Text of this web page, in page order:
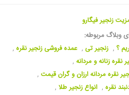
زنجیر فیگارو
وبلاگ مربوطه:
؟ , زنجیر تی , عمده فروشی زنجیر نقره ,
نقره زنانه و مردانه ,
,
نقره , انواع زنجیر طلا ,